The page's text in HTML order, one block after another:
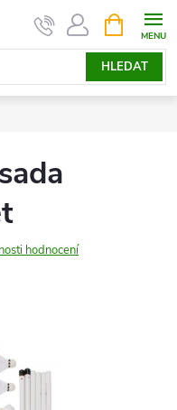
HLEDAT
NÁKUPNÍ
KOŠÍK
hodnocení